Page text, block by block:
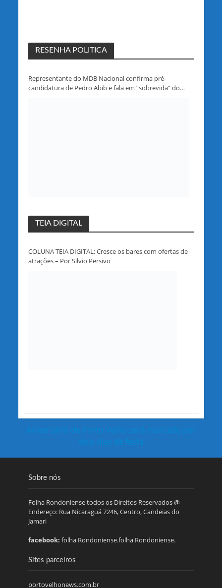
RESENHA POLITICA
Representante do MDB Nacional confirma pré-
candidatura de Pedro Abib e fala em “sobrevida” do
TEIA DIGITAL
COLUNA TEIA DIGITAL: Cresce os bares com ofertas de
atrações – Por Silvio Persivo
Aniversário de Porto Velho será marcado por
dois dias de festa
Sobre nós
Folha Rondoniense todos os Direitos Reservados @
Endereço: Rua Nicaraguá 7246, Centro, Candeias do
Jamari
facebook: folha Rondoniense.folha Rondoniense.
Sites parceiros
portovelhonews.com.br